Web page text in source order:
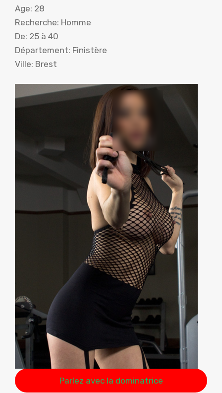
Age: 28
Recherche: Homme
De: 25 à 40
Département: Finistère
Ville: Brest
Parlez avec la dominatrice